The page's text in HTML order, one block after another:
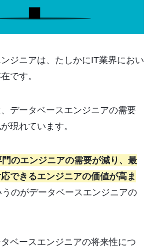
ジニアは、たしかにIT業界におい
です。
データベースエンジニアの需要
現れています。
のエンジニアの需要が減り、最
できるエンジニアの価値が高ま
うのがデータベースエンジニアの
ベースエンジニアの将来性につ